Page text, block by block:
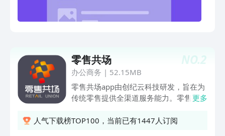
NO.2
零售共场
办公商务 | 52.15MB
零售共场app由创纪云科技研发，旨在为
传统零售提供全渠道服务能力。零售共场
售行业通用及定制的服务。功能分为三部
更多
人气下载榜TOP100，当前已有1447人订阅